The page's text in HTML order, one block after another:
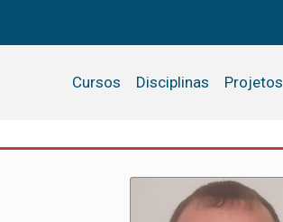
Cursos Disciplinas Projetos